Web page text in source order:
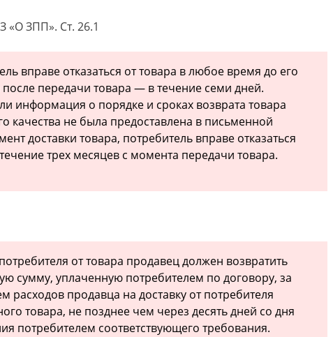
«О ЗПП». Ст. 26.1
вправе отказаться от товара в любое время до его
передачи товара — в течение семи дней.
информация о порядке и сроках возврата товара
качества не была предоставлена в письменной
доставки товара, потребитель вправе отказаться
трех месяцев с момента передачи товара.
от товара продавец должен возвратить
сумму, уплаченную потребителем по договору, за
расходов продавца на доставку от потребителя
товара, не позднее чем через десять дней со дня
потребителем соответствующего требования.